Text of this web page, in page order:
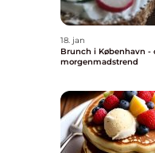
18. jan
Brunch i København -
morgenmadstrend